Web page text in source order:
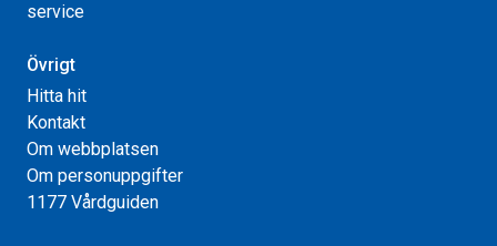
service
Övrigt
Hitta hit
Kontakt
Om webbplatsen
Om personuppgifter
1177 Vårdguiden